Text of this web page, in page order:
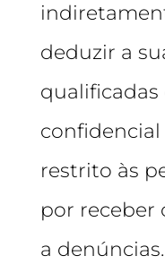
deduzir a
confidencial
restrito às
por receber
a denúncias.